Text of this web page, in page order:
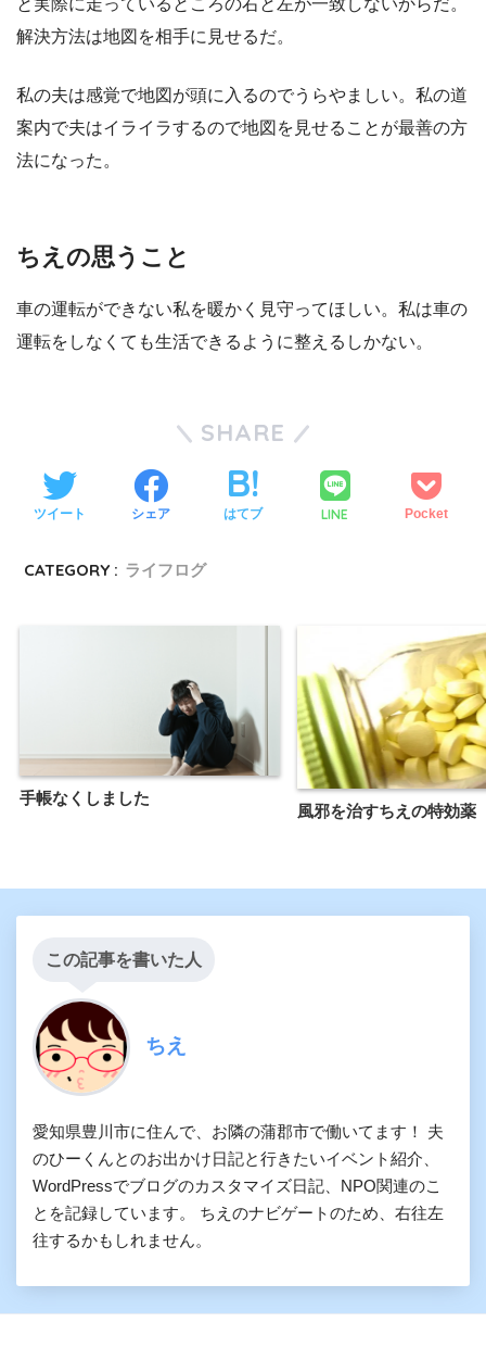
と実際に走っているところの右と左が一致しないからだ。
解決方法は地図を相手に見せるだ。
私の夫は感覚で地図が頭に入るのでうらやましい。私の道
案内で夫はイライラするので地図を見せることが最善の方
法になった。
ちえの思うこと
車の運転ができない私を暖かく見守ってほしい。私は車の
運転をしなくても生活できるように整えるしかない。
SHARE
ツイート シェア はてブ LINE Pocket
CATEGORY : ライフログ
手帳なくしました
風邪を治すちえの特効薬
この記事を書いた人
ちえ
愛知県豊川市に住んで、お隣の蒲郡市で働いてます！ 夫
のひーくんとのお出かけ日記と行きたいイベント紹介、
WordPressでブログのカスタマイズ日記、NPO関連のこ
とを記録しています。 ちえのナビゲートのため、右往左
往するかもしれません。